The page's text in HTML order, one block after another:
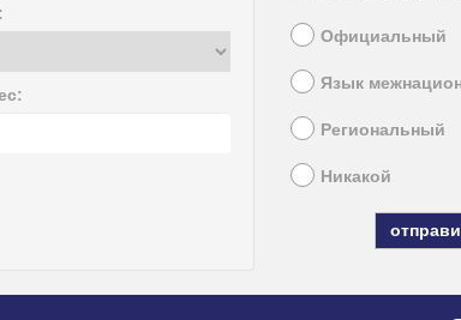
Официальный
Язык
Региональный
Никакой